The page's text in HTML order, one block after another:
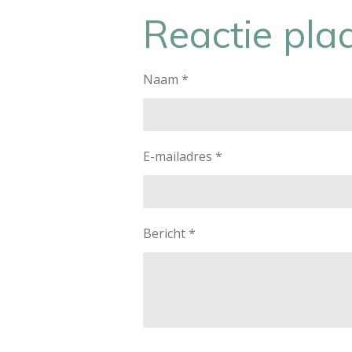
n
e
Reactie
Naam *
E-mailadres *
Bericht *